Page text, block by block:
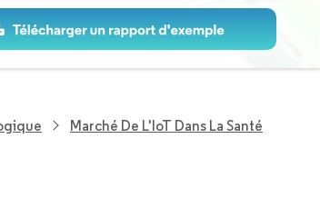
Marché De L'IoT Dans La Santé